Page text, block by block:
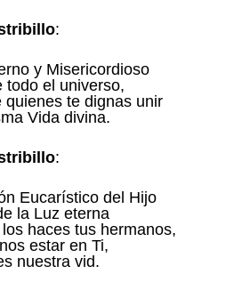
:
y Misericordioso
todo el universo,
quienes te dignas unir
Vida divina.
:
Eucarístico del Hijo
la Luz eterna
haces tus hermanos,
estar en Ti,
nuestra vid.